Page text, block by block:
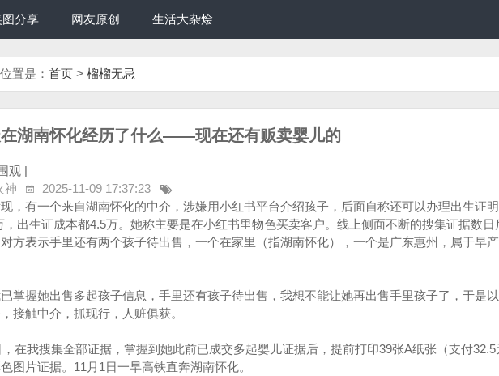
图分享 网友原创 生活大杂烩
置是： 首页 > 榴榴无忌
湖南怀化经历了什么——现在还有贩卖婴儿的
观 |
神
2025-11-09 17:37:23
，有一个来自湖南怀化的中介，涉嫌用小红书平台介绍孩子，后面自称还可以办理出生证
，出生证成本都4.5万。她称主要是在小红书里物色买卖客户。线上侧面不断的搜集证据数日
方表示手里还有两个孩子待出售，一个在家里（指湖南怀化），一个是广东惠州，属于早
掌握她出售多起孩子信息，手里还有孩子待出售，我想不能让她再出售手里孩子了，于是
接触中介，抓现行，人赃俱获。
，在我搜集全部证据，掌握到她此前已成交多起婴儿证据后，提前打印39张A纸张（支付
图片证据。11月1日一早高铁直奔湖南怀化。